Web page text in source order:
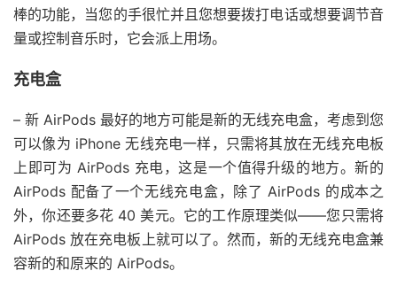
棒的功能，当您的手很忙并且您想要拨打电话或想要调节音
量或控制 音乐时，它会派上用场。
充电盒
– 新 AirPods 最好的地方可能是新的无线充电盒，考虑到您
可以像为 iPhone 无线充电一样，只需将其放在无线充电板
上即可为 AirPods 充电，这是一个值得升级的地方。新的
AirPods 配备了一个无线充电盒，除了 AirPods 的成本之
外，你还要多花 40 美元。它的工作原理类似——您只需将
AirPods 放在充电板上就可以了。然而，新的无线充电盒兼
容新的和原来的 AirPods。